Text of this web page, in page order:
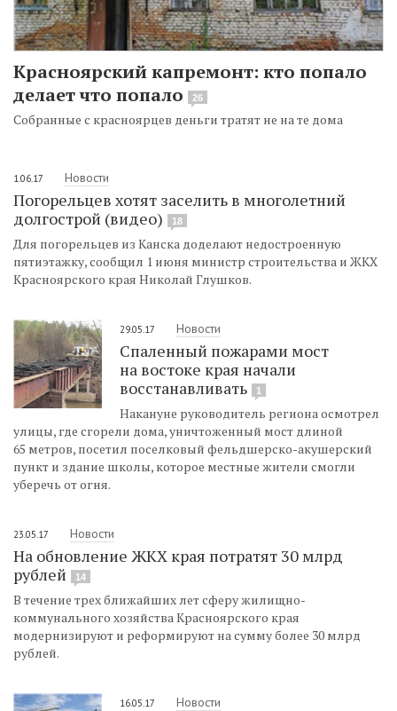
Красноярский капремонт: кто попало
делает что попало
26
Собранные с красноярцев деньги тратят не на те дома
1.06.17 Новости
Погорельцев хотят заселить в многолетний
долгострой (видео)
18
Для погорельцев из Канска доделают недостроенную
пятиэтажку, сообщил 1 июня министр строительства и ЖКХ
Красноярского края Николай Глушков.
29.05.17 Новости
Спаленный пожарами мост
на востоке края начали
восстанавливать
1
Накануне руководитель региона осмотрел
улицы, где сгорели дома, уничтоженный мост длиной
65 метров, посетил поселковый фельдшерско-акушерский
пункт и здание школы, которое местные жители смогли
уберечь от огня.
23.05.17 Новости
На обновление ЖКХ края потратят 30 млрд
рублей
14
В течение трех ближайших лет сферу жилищно-
коммунального хозяйства Красноярского края
модернизируют и реформируют на сумму более 30 млрд
рублей.
16.05.17 Новости